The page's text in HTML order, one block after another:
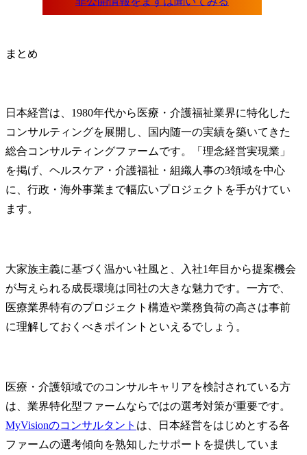
まとめ
日本経営は、1980年代から医療・介護福祉業界に特化した
コンサルティングを展開し、国内随一の実績を築いてきた
総合コンサルティングファームです。「理念経営実現業」
を掲げ、ヘルスケア・介護福祉・組織人事の3領域を中心
に、行政・海外事業まで幅広いプロジェクトを手がけてい
ます。
大家族主義に基づく温かい社風と、入社1年目から提案機会
が与えられる成長環境は同社の大きな魅力です。一方で、
医療業界特有のプロジェクト構造や業務負荷の高さは事前
に理解しておくべきポイントといえるでしょう。
医療・介護領域でのコンサルキャリアを検討されている方
は、業界特化型ファームならではの選考対策が重要です。
MyVisionのコンサルタント は、日本経営をはじめとする各
ファームの選考傾向を熟知したサポートを提供していま